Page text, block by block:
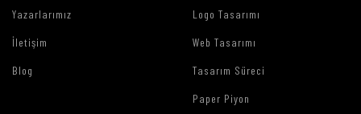
Yazarlarımız
İletişim
Blog
Logo Tasarımı
Web Tasarımı
Tasarım Süreci
Paper Piyon